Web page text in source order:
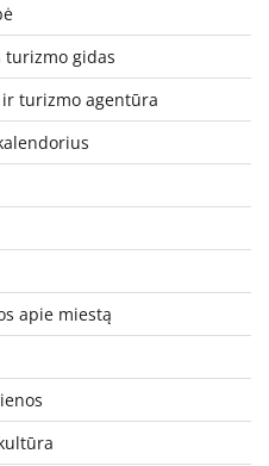
turizmo gidas
ir turizmo agentūra
apie miestą